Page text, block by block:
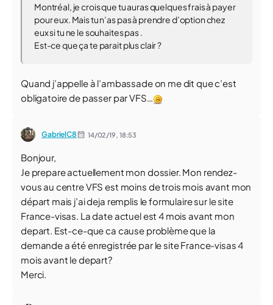
Montréal, je crois que tu auras quelques frais à payer
pour eux. Mais tu n’as pas à prendre d’option chez
eux si tu ne le souhaites pas .
Est-ce que ça te parait plus clair ?
Quand j’appelle à l’ambassade on me dit que c’est
obligatoire de passer par VFS…
GabrielC8 14/02/19, 18:53
Bonjour,
Je prepare actuellement mon dossier. Mon rendez-
vous au centre VFS est moins de trois mois avant mon
départ mais j’ai deja remplis le formulaire sur le site
France-visas. La date actuel est 4 mois avant mon
depart. Est-ce-que ca cause problème que la
demande a été enregistrée par le site France-visas 4
mois avant le depart?
Merci.